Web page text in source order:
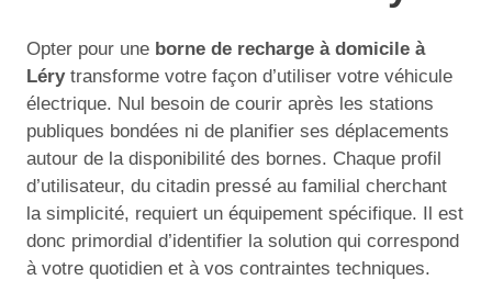
Opter pour une borne de recharge à domicile à
Lérytransforme votre façon d’utiliser votre véhicule
électrique. Nul besoin de courir après les stations
publiques bondées ni de planifier ses déplacements
autour de la disponibilité des bornes. Chaque profil
d’utilisateur, du citadin pressé au familial cherchant
la simplicité, requiert un équipement spécifique. Il est
donc primordial d’identifier la solution qui correspond
à votre quotidien et à vos contraintes techniques.